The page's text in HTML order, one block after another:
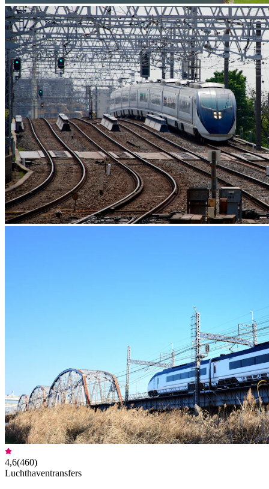
4,6(460)
Luchthaventransfers